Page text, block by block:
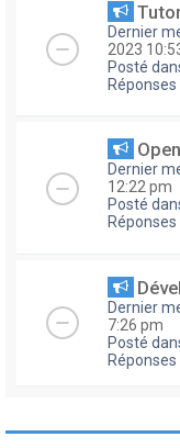
Dernier
2023
Posté
Réponses
Dernier
12:22 pm
Posté
Réponses
Dernier
7:26 pm
Posté
Réponses